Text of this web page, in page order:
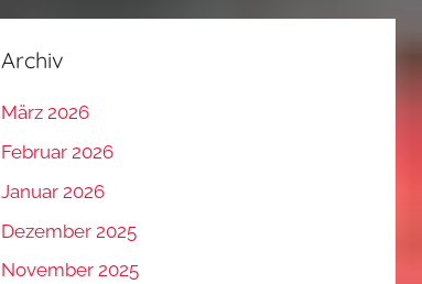
Archiv
März 2026
Februar 2026
Januar 2026
Dezember 2025
November 2025